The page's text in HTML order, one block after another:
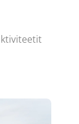
vesien